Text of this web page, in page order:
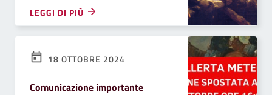
LEGGI DI PIÙ
18 OTTOBRE 2024
Comunicazione importante